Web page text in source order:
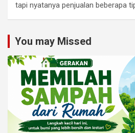
tapi nyatanya penjualan beberapa
You may Missed